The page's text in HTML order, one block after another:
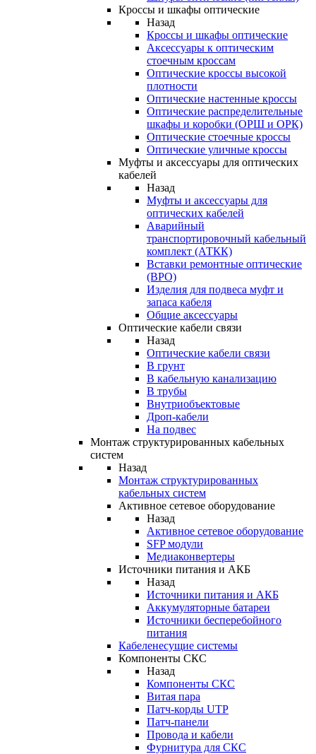
Кроссы и шкафы оптические
Назад
Кроссы и шкафы оптические
Аксессуары к оптическим
стоечным кроссам
Оптические кроссы высокой
плотности
Оптические настенные кроссы
Оптические распределительные
шкафы и коробки (ОРШ и ОРК)
Оптические стоечные кроссы
Оптические уличные кроссы
Муфты и аксессуары для оптических
кабелей
Назад
Муфты и аксессуары для
оптических кабелей
Аварийный
транспортировочный кабельный
комплект (АТКК)
Вставки ремонтные оптические
(ВРО)
Изделия для подвеса муфт и
запаса кабеля
Общие аксессуары
Оптические кабели связи
Назад
Оптические кабели связи
В грунт
В кабельную канализацию
В трубы
Внутриобъектовые
Дроп-кабели
На подвес
Монтаж структурированных кабельных
систем
Назад
Монтаж структурированных
кабельных систем
Активное сетевое оборудование
Назад
Активное сетевое оборудование
SFP модули
Медиаконвертеры
Источники питания и АКБ
Назад
Источники питания и АКБ
Аккумуляторные батареи
Источники бесперебойного
питания
Кабеленесущие системы
Компоненты СКС
Назад
Компоненты СКС
Витая пара
Патч-корды UTP
Патч-панели
Провода и кабели
Фурнитура для СКС